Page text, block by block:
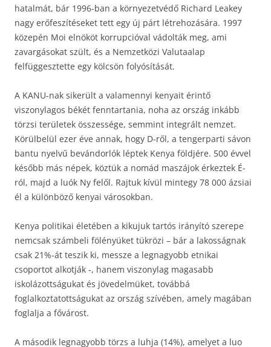
hatalmát, bár 1996-ban a környezetvédő Richard Leakey
nagy erőfeszítéseket tett egy új párt létrehozására. 1997
közepén Moi elnököt korrupcióval vádolták meg, ami
zavargásokat szült, és a Nemzetközi Valutaalap
felfüggesztette egy kölcsön folyósítását.
A KANU-nak sikerült a valamennyi kenyait érintő
viszonylagos békét fenntartania, noha az ország inkább
törzsi területek összessége, semmint integrált nemzet.
Körülbelül ezer éve annak, hogy D-ről, a tengerparti sávon
bantu nyelvű bevándorlók léptek Kenya földjére. 500 évvel
később más népek, köztük a nomád maszájok érkeztek É-
ról, majd a luók Ny felől. Rajtuk kívül mintegy 78 000 ázsiai
él a különböző kenyai városokban.
Kenya politikai életében a kikujuk tartós irányító szerepe
nemcsak számbeli fölényüket tükrözi – bár a lakosságnak
csak 21%-át teszik ki, messze a legnagyobb etnikai
csoportot alkotják -, hanem viszonylag magasabb
iskolázottságukat és jövedelmüket, továbbá
foglalkoztatottságukat az ország szívében, amely magában
foglalja a fővárost.
A második legnagyobb törzs a luhja (14%), amelyet a luo